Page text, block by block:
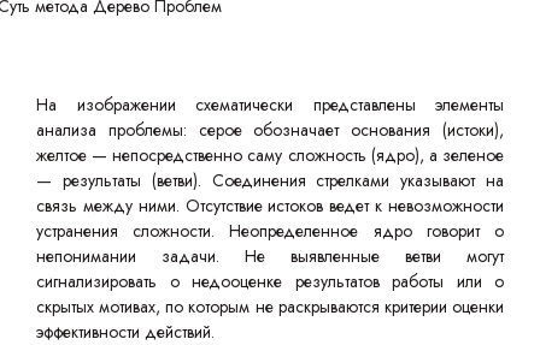
На изображении схематически представлены элементы
анализа проблемы: серое обозначает основания (истоки),
желтое — непосредственно саму сложность (ядро), а зеленое
— результаты (ветви). Соединения стрелками указывают на
связь между ними. Отсутствие истоков ведет к невозможности
устранения сложности. Неопределенное ядро говорит о
непонимании задачи. Не выявленные ветви могут
сигнализировать о недооценке результатов работы или о
скрытых мотивах, по которым не раскрываются критерии оценки
эффективности действий.